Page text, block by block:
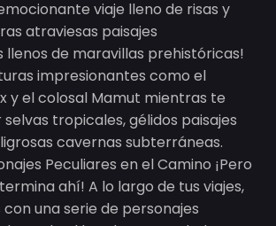
viaje lleno de risas y
atraviesas paisajes
llenos de maravillas prehistóricas!
impresionantes como el
y el colosal Mamut mientras te
tropicales, gélidos paisajes
cavernas subterráneas.
Peculiares en el Camino ¡Pero
ahí! A lo largo de tus viajes,
una serie de personajes